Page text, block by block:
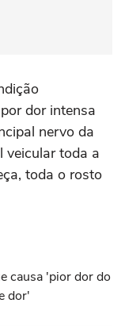
dor intensa
nervo da
veicular toda a
toda o rosto
causa 'pior dor do
dor'